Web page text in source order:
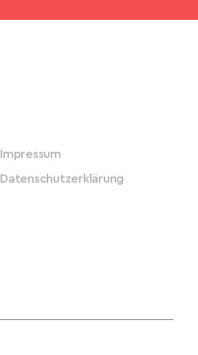
Impressum
Datenschutzerklärung